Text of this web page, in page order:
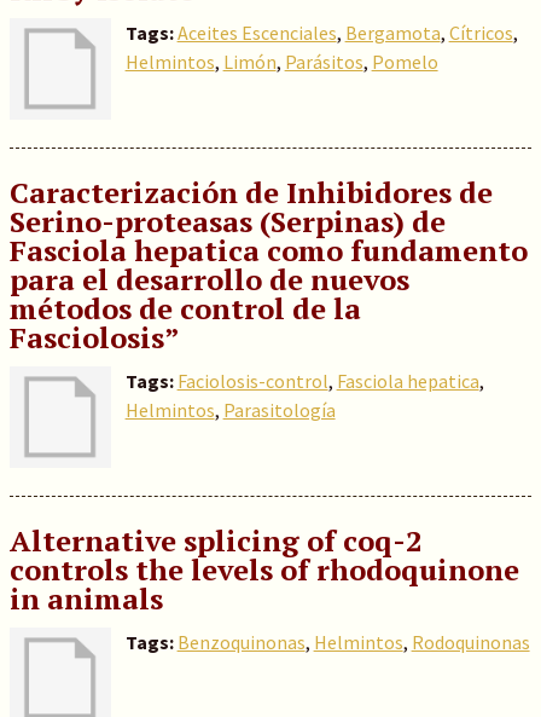
Tags:Aceites Escenciales, Bergamota, Cítricos,
Helmintos, Limón, Parásitos, Pomelo
Caracterización de Inhibidores de
Serino-proteasas (Serpinas) de
Fasciola hepatica como fundamento
para el desarrollo de nuevos
métodos de control de la
Fasciolosis”
Tags: Faciolosis-control, Fasciola hepatica,
Helmintos, Parasitología
Alternative splicing of coq-2
controls the levels of rhodoquinone
in animals
Tags: Benzoquinonas, Helmintos, Rodoquinonas